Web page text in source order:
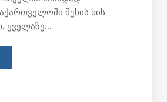
მუხის ხის
ყველაზე...